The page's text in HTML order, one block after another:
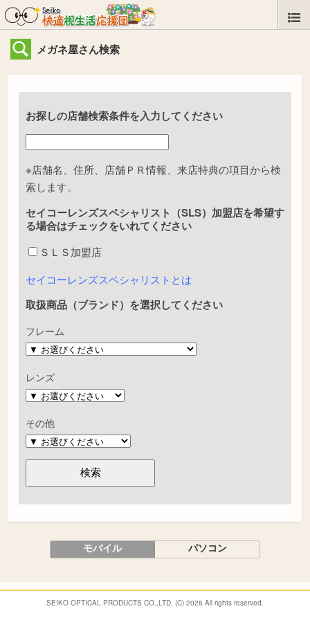
メガネ屋さん検索
お探しの店舗検索条件を入力してください
※店舗名、住所、店舗ＰＲ情報、来店特典の項目から検
索します。
セイコーレンズスペシャリスト（SLS）加盟店を希望す
る場合はチェックをいれてください
ＳＬＳ加盟店
セイコーレンズスペシャリストとは
取扱商品（ブランド）を選択してください
フレーム
レンズ
その他
モバイル パソコン
SEIKO OPTICAL PRODUCTS CO.,LTD. (C) 2026 All rights reserved.